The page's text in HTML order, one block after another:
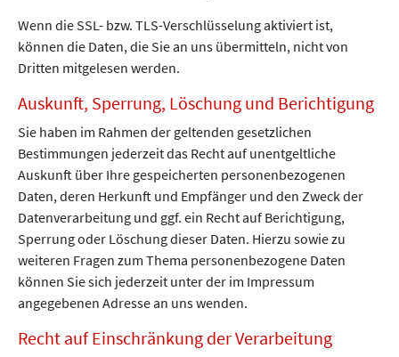
Wenn die SSL- bzw. TLS-Verschlüsselung aktiviert ist,
können die Daten, die Sie an uns übermitteln, nicht von
Dritten mitgelesen werden.
Auskunft, Sperrung, Löschung und Berichtigung
Sie haben im Rahmen der geltenden gesetzlichen
Bestimmungen jederzeit das Recht auf unentgeltliche
Auskunft über Ihre gespeicherten personenbezogenen
Daten, deren Herkunft und Empfänger und den Zweck der
Datenverarbeitung und ggf. ein Recht auf Berichtigung,
Sperrung oder Löschung dieser Daten. Hierzu sowie zu
weiteren Fragen zum Thema personenbezogene Daten
können Sie sich jederzeit unter der im Impressum
angegebenen Adresse an uns wenden.
Recht auf Einschränkung der Verarbeitung